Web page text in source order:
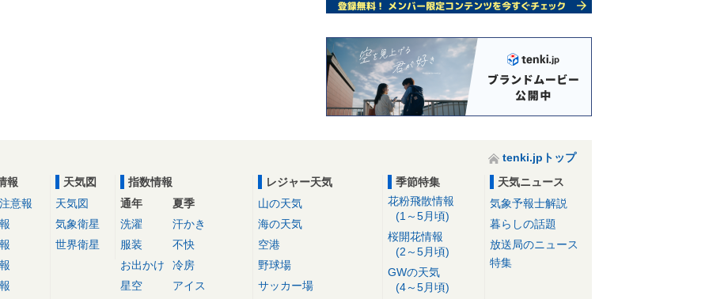
tenki.jpトップ
報
意報
天気図
天気図
気象衛星
世界衛星
指数情報
通年
洗濯
服装
お出かけ
星空
夏季
汗かき
不快
冷房
アイス
レジャー天気
山の天気
海の天気
空港
野球場
サッカー場
季節特集
花粉飛散情報
(1～5月頃)
桜開花情報
(2～5月頃)
GWの天気
(4～5月頃)
天気ニュース
気象予報士解説
暮らしの話題
放送局のニュース
特集